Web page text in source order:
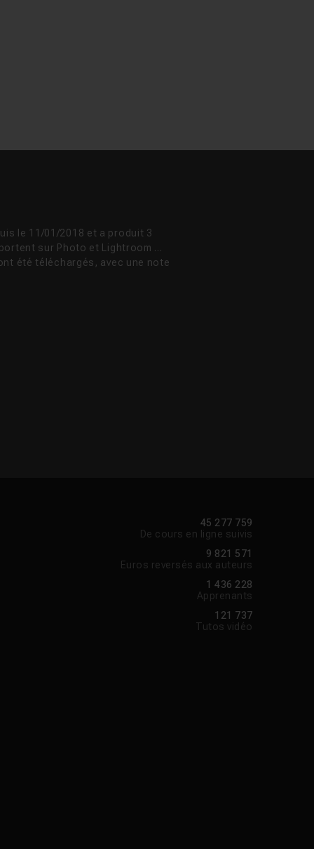
le 11/01/2018 et a produit 3
sur Photo et Lightroom ...
été téléchargés, avec une note
45 277 759
De cours en ligne suivis
9 821 571
Euros reversés aux auteurs
1 436 228
Apprenants
121 737
Tutos vidéo